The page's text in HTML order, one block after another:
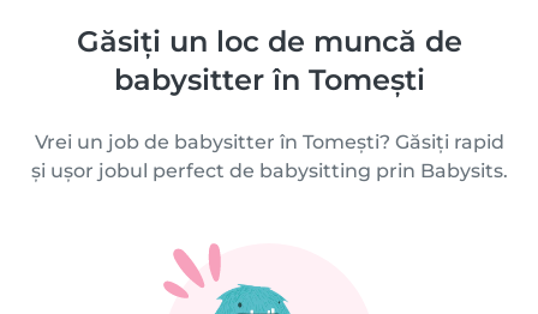
Găsiți un loc de muncă de
babysitter în Tomeşti
Vrei un job de babysitter în Tomeşti? Găsiți rapid
și ușor jobul perfect de babysitting prin Babysits.